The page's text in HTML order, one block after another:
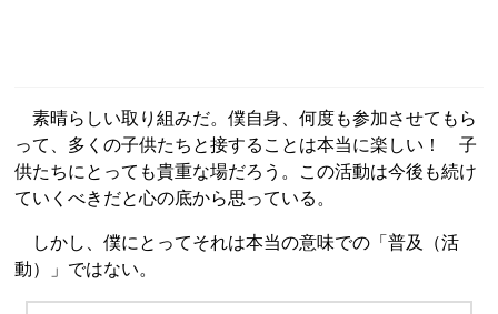
素晴らしい取り組みだ。僕自身、何度も参加させてもら
って、多くの子供たちと接することは本当に楽しい！ 子
供たちにとっても貴重な場だろう。この活動は今後も続け
ていくべきだと心の底から思っている。
しかし、僕にとってそれは本当の意味での「普及（活
動）」ではない。